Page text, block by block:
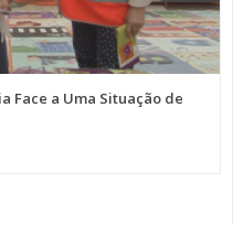
Face a Uma Situação de